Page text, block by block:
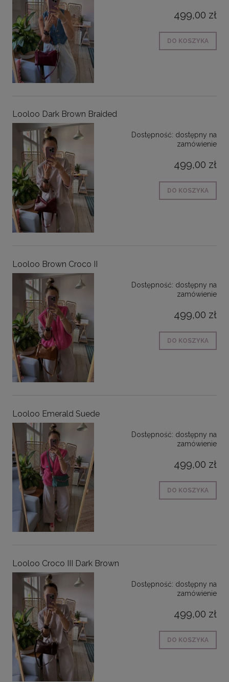
499,00 zł
DO KOSZYKA
Looloo Dark Brown Braided
Dostępność: dostępny na
zamówienie
499,00 zł
DO KOSZYKA
Looloo Brown Croco II
Dostępność: dostępny na
zamówienie
499,00 zł
DO KOSZYKA
Looloo Emerald Suede
Dostępność: dostępny na
zamówienie
499,00 zł
DO KOSZYKA
Looloo Croco III Dark Brown
Dostępność: dostępny na
zamówienie
499,00 zł
DO KOSZYKA